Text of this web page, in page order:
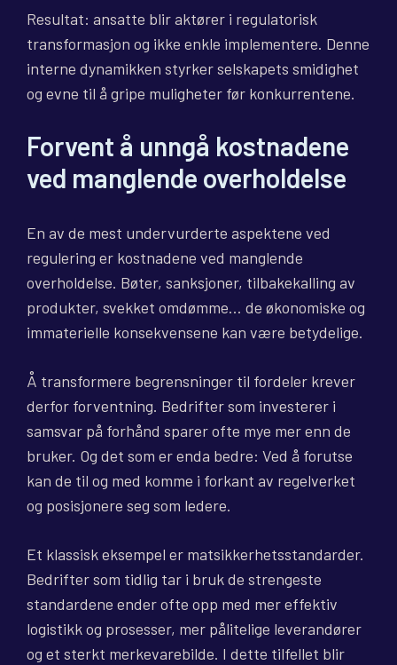
Resultat: ansatte blir aktører i regulatorisk
transformasjon og ikke enkle implementere. Denne
interne dynamikken styrker selskapets smidighet
og evne til å gripe muligheter før konkurrentene.
Forvent å unngå kostnadene
ved manglende overholdelse
En av de mest undervurderte aspektene ved
regulering er kostnadene ved manglende
overholdelse. Bøter, sanksjoner, tilbakekalling av
produkter, svekket omdømme… de økonomiske og
immaterielle konsekvensene kan være betydelige.
Å transformere begrensninger til fordeler krever
derfor forventning. Bedrifter som investerer i
samsvar på forhånd sparer ofte mye mer enn de
bruker. Og det som er enda bedre: Ved å forutse
kan de til og med komme i forkant av regelverket
og posisjonere seg som ledere.
Et klassisk eksempel er matsikkerhetsstandarder.
Bedrifter som tidlig tar i bruk de strengeste
standardene ender ofte opp med mer effektiv
logistikk og prosesser, mer pålitelige leverandører
og et sterkt merkevarebilde. I dette tilfellet blir